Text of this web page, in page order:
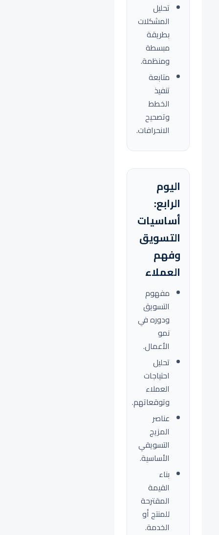
تحليل
المشكلات
بطريقة
مبسطة
ومنظمة.
متابعة
تنفيذ
الخطط
وتصحيح
الانحرافات.
اليوم
الرابع:
أساسيات
التسويق
وفهم
العملاء
مفهوم
التسويق
ودوره في
نمو
الأعمال.
تحليل
احتياجات
العملاء
وتوقعاتهم.
عناصر
المزيج
التسويقي
الأساسية.
بناء
القيمة
المقترحة
للمنتج أو
الخدمة.